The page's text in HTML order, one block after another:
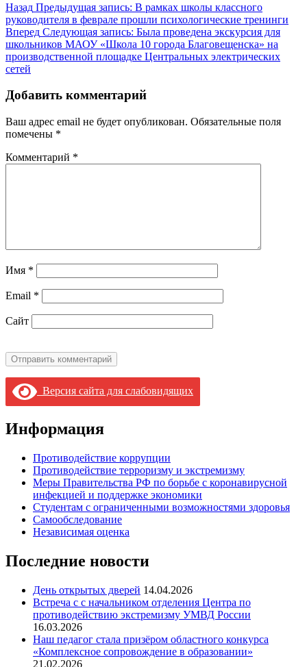
Назад Предыдущая запись: В рамках школы классного
руководителя в феврале прошли психологические тренинги
Вперед Следующая запись: Была проведена экскурсия для
школьников МАОУ «Школа 10 города Благовещенска» на
производственной площадке Центральных электрических
сетей
Добавить комментарий
Ваш адрес email не будет опубликован. Обязательные поля
помечены *
Комментарий *
Имя *
Email *
Сайт
Версия сайта для слабовидящих
Информация
Противодействие коррупции
Противодействие терроризму и экстремизму
Меры Правительства РФ по борьбе с коронавирусной
инфекцией и поддержке экономики
Студентам с ограниченными возможностями здоровья
Самообследование
Независимая оценка
Последние новости
День открытых дверей 14.04.2026
Встреча с с начальником отделения Центра по
противодействию экстремизму УМВД России
16.03.2026
Наш педагог стала призёром областного конкурса
«Комплексное сопровождение в образовании»
21.02.2026